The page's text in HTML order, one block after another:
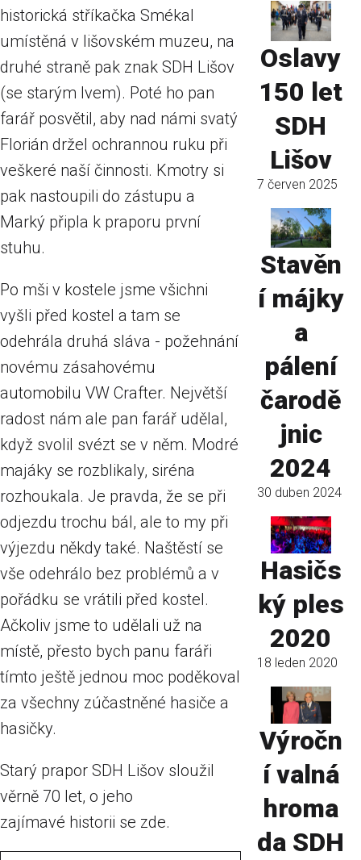
historická stříkačka Smékal
umístěná v lišovském muzeu, na
druhé straně pak znak SDH Lišov
(se starým lvem). Poté ho pan
farář posvětil, aby nad námi svatý
Florián držel ochrannou ruku při
veškeré naší činnosti. Kmotry si
pak nastoupili do zástupu a
Marký připla k praporu první
stuhu.
Po mši v kostele jsme všichni
vyšli před kostel a tam se
odehrála druhá sláva - požehnání
novému zásahovému
automobilu VW Crafter. Největší
radost nám ale pan farář udělal,
když svolil svézt se v něm. Modré
majáky se rozblikaly, siréna
rozhoukala. Je pravda, že se při
odjezdu trochu bál, ale to my při
výjezdu někdy také. Naštěstí se
vše odehrálo bez problémů a v
pořádku se vrátili před kostel.
Ačkoliv jsme to udělali už na
místě, přesto bych panu faráři
tímto ještě jednou moc poděkoval
za všechny zúčastněné hasiče a
hasičky.
Starý prapor SDH Lišov sloužil
věrně 70 let, o jeho
zajímavé historii se zde.
Oslavy
150 let
SDH
Lišov
7 červen 2025
Stavěn
í májky
a
pálení
čarodě
jnic
2024
30 duben 2024
Hasičs
ký ples
2020
18 leden 2020
Výročn
í valná
hroma
da SDH